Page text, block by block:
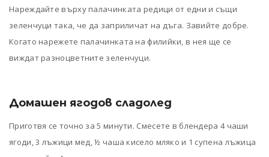
Нареждайте върху палачинката редици от едни и същи
зеленчуци така, че да заприличат на дъга. Завийте добре.
Когато нарежете палачинката на филийки, в нея ще се
виждат разноцветните зеленчуци.
Домашен ягодов сладолед
Приготвя се точно за 5 минути. Смесете в блендера 4 чаши
ягоди, 3 лъжици мед, ½ чаша кисело мляко и 1 супена лъжица